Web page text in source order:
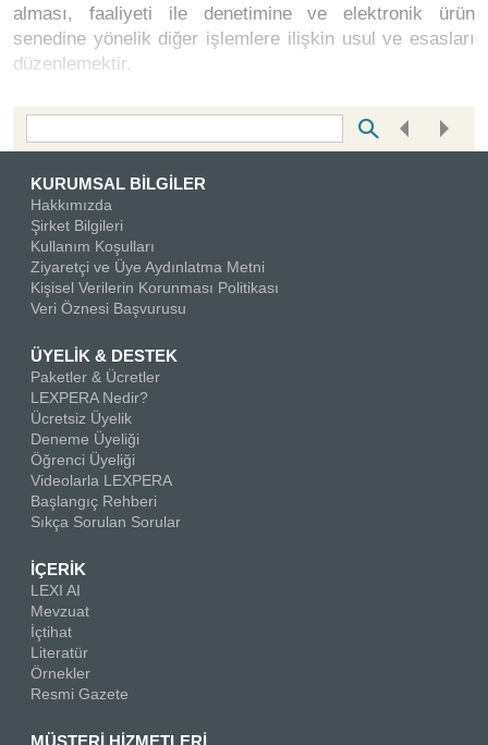
alması, faaliyeti ile denetimine ve elektronik ürün
senedine yönelik diğer işlemlere ilişkin usul ve esasları
düzenlemektir.
KURUMSAL BİLGİLER
Hakkımızda
Şirket Bilgileri
Kullanım Koşulları
Ziyaretçi ve Üye Aydınlatma Metni
Kişisel Verilerin Korunması Politikası
Veri Öznesi Başvurusu
ÜYELİK & DESTEK
Paketler & Ücretler
LEXPERA Nedir?
Ücretsiz Üyelik
Deneme Üyeliği
Öğrenci Üyeliği
Videolarla LEXPERA
Başlangıç Rehberi
Sıkça Sorulan Sorular
İÇERİK
LEXI AI
Mevzuat
İçtihat
Literatür
Örnekler
Resmi Gazete
MÜSTERİ HİZMETLERİ